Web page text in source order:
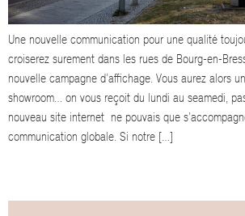
Une nouvelle communication pour une qualité
croiserez surement dans les rues de Bourg-en-
nouvelle campagne d’affichage. Vous aurez alors
showroom… on vous reçoit du lundi au seamedi,
nouveau site internet ne pouvais que
communication globale. Si notre […]